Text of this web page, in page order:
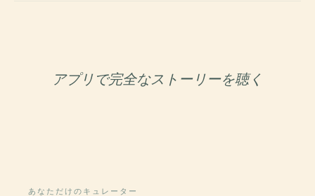
アプリで完全なストーリーを聴く
あなただけのキュレーター